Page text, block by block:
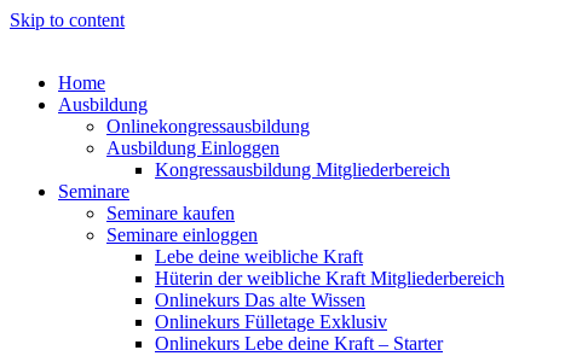
Skip to content
Home
Ausbildung
Onlinekongressausbildung
Ausbildung Einloggen
Kongressausbildung Mitgliederbereich
Seminare
Seminare kaufen
Seminare einloggen
Lebe deine weibliche Kraft
Hüterin der weibliche Kraft Mitgliederbereich
Onlinekurs Das alte Wissen
Onlinekurs Fülletage Exklusiv
Onlinekurs Lebe deine Kraft – Starter